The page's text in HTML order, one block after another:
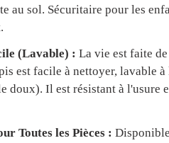
au sol. Sécuritaire pour les
(Lavable) : La vie est faite
est facile à nettoyer, lavable à
doux). Il est résistant à l'usure
Toutes les Pièces :